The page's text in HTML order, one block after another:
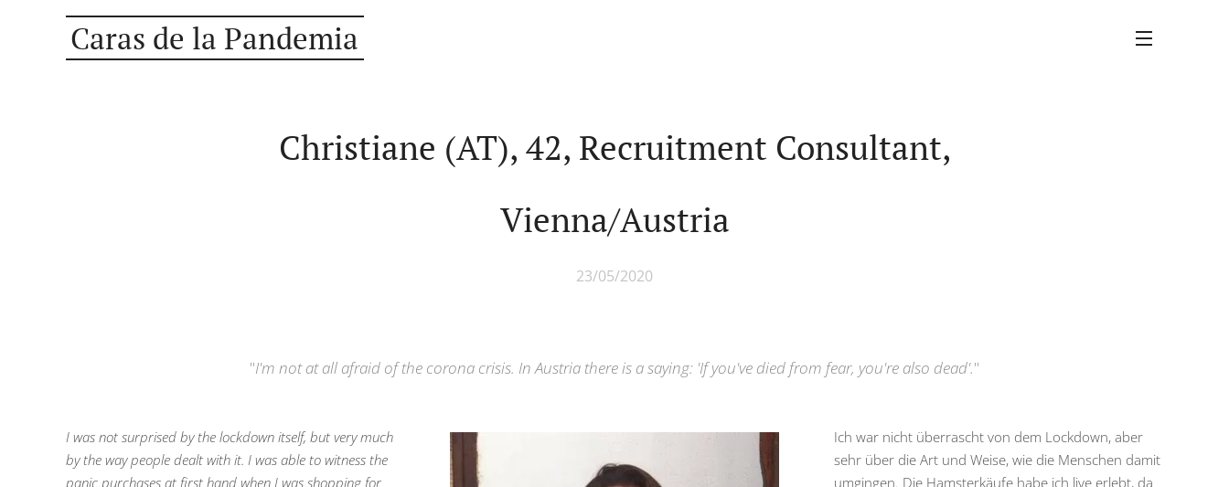
Caras de la Pandemia
Christiane (AT), 42, Recruitment Consultant,
Vienna/Austria
23/05/2020
"I'm not at all afraid of the corona crisis. In Austria there is a saying: 'If you've died from fear, you're also dead'."
I was not surprised by the lockdown itself, but very much
by the way people dealt with it. I was able to witness the
panic purchases at first hand when I was shopping for
Ich war nicht überrascht von dem Lockdown, aber
sehr über die Art und Weise, wie die Menschen damit
umgingen. Die Hamsterkäufe habe ich live erlebt, da